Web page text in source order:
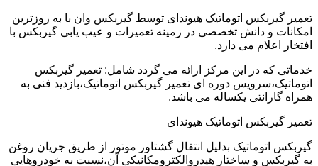
تعمیر گیربکس اتوماتیک هیوندای توسط گیربکس وان با به روزترین
امکانات و دانش تخصصی در زمینه تعمیرات و عیب یابی گیربکس با
افتخار اعلام می دارد.
خدماتی که در این مرکز ارائه می گردد شامل: تعمیر گیربکس
اتوماتیک،سرویس دوره ای تعمیر گیربکس اتوماتیک،بازدید فنی به
همراه گارانتی یکساله می باشد.
تعمیر گیربکس اتوماتیک هیوندای
گیربکس اتوماتیک بدلیل انتقال گشتاور موتور از طریق جریان روغن
به گیربکس و ساختار هیدروالکترومکانیکی آن،نسبت به خودروهایی